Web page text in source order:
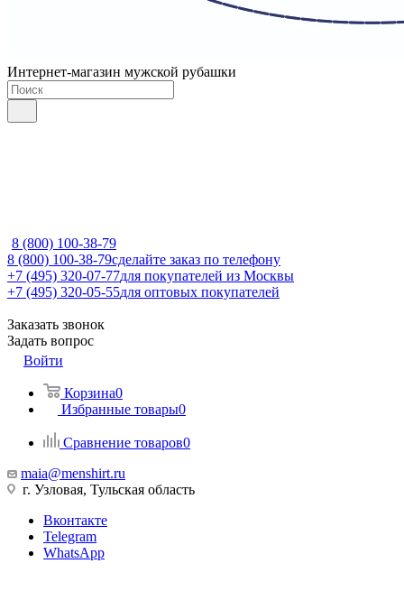
Интернет-магазин мужской рубашки
8 (800) 100-38-79
8 (800) 100-38-79сделайте заказ по телефону
+7 (495) 320-07-77для покупателей из Москвы
+7 (495) 320-05-55для оптовых покупателей
Заказать звонок
Задать вопрос
Войти
Корзина0
Избранные товары0
Сравнение товаров0
maia@menshirt.ru
г. Узловая, Тульская область
Вконтакте
Telegram
WhatsApp